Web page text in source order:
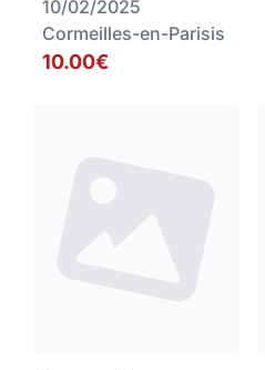
10/02/2025
Cormeilles-en-Parisis
10.00€